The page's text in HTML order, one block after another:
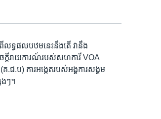
លទ្ធផល​បឋម​នេះ​នឹង​តើ ​វា​នឹង​
ក្តី​រាយការណ៍​របស់​សហការី VOA
.ប) ការ​អង្កេត​របស់​អង្គការ​សង្គម
ៗ។